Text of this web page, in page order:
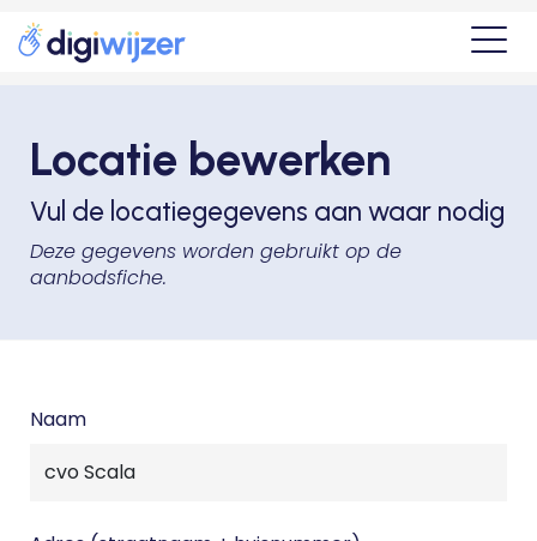
Locatie bewerken
Vul de locatiegegevens aan waar nodig
Deze gegevens worden gebruikt op de
aanbodsfiche.
Naam